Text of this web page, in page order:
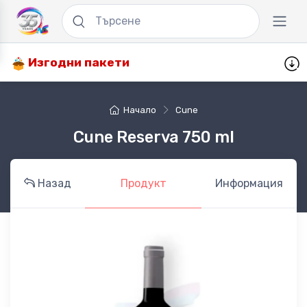
Изгодни пакети
Начало Cune
Cune Reserva 750 ml
Назад Продукт Информация